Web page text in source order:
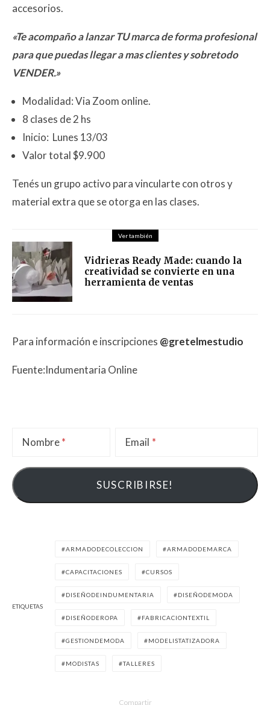
accesorios.
«Te acompaño a lanzar TU marca de forma profesional
para que puedas llegar a mas clientes y sobretodo
VENDER.»
Modalidad: Via Zoom online.
8 clases de 2 hs
Inicio: Lunes 13/03
Valor total $9.900
Tenés un grupo activo para vincularte con otros y
material extra que se otorga en las clases.
Ver también
Vidrieras Ready Made: cuando la
creatividad se convierte en una
herramienta de ventas
Para información e inscripciones @gretelmestudio
Fuente:Indumentaria Online
Nombre Email
ETIQUETAS
ARMADODECOLECCION ARMADODEMARCA
CAPACITACIONES CURSOS
DISEÑODEINDUMENTARIA DISEÑODEMODA
DISEÑODEROPA FABRICACIONTEXTIL
GESTIONDEMODA MODELISTATIZADORA
MODISTAS TALLERES
Compartir